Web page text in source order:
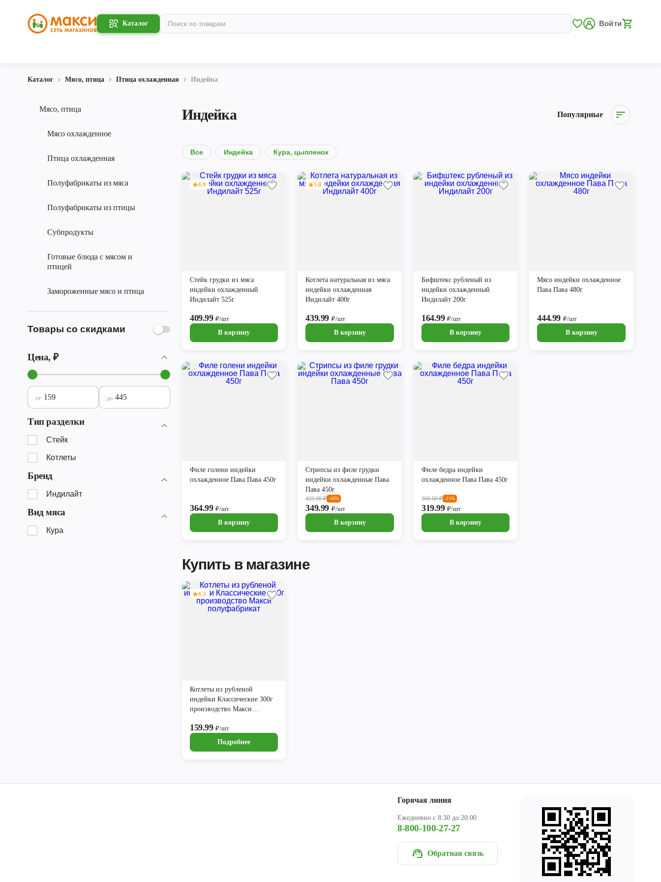
Каталог Войти
Каталог Мясо, птица Птица охлажденная Индейка
Мясо, птица
Мясо охлажденное
Птица охлажденная
Полуфабрикаты из мяса
Полуфабрикаты из птицы
Субпродукты
Готовые блюда с мясом и
птицей
Замороженные мясо и птица
Товары со скидками
Цена, ₽
от до
Тип разделки
Стейк
Котлеты
Бренд
Индилайт
Вид мяса
Кура
Индейка Популярные
Все Индейка Кура, цыпленок
4.9
Стейк грудки из мяса
индейки охлажденный
Индилайт 525г
409.99₽/шт
В корзину
5.0
Котлета натуральная из мяса
индейки охлажденная
Индилайт 400г
439.99 ₽/шт
В корзину
Бифштекс рубленый из
индейки охлажденный
Индилайт 200г
164.99₽/шт
В корзину
Мясо индейки охлажденное
Пава Пава 480г
444.99 ₽/шт
В корзину
Филе голени индейки
охлажденное Пава Пава 450г
364.99₽/шт
В корзину
Стрипсы из филе грудки
индейки охлажденные Пава
Пава 450г
420.00₽ -16%
349.99 ₽/шт
В корзину
Филе бедра индейки
охлажденное Пава Пава 450г
360.00₽ -11%
319.99₽/шт
В корзину
Купить в магазине
4.3
Котлеты из рубленой
индейки Классические 300г
производство Макси
159.99₽/шт
Подробнее
Горячая линия
Ежедневно с 8:30 до 20:00
8-800-100-27-27
Обратная связь